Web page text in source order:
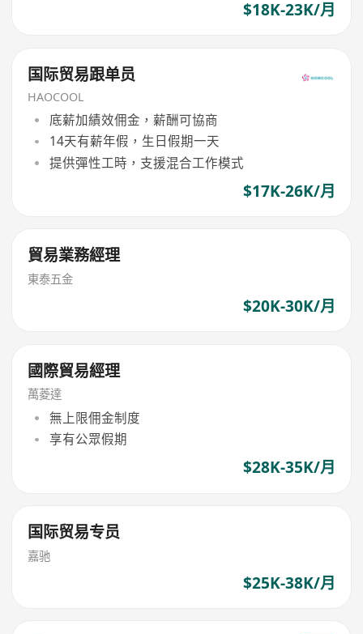
$18K-23K/月
国际贸易跟单员
HAOCOOL
底薪加績效佣金，薪酬可協商
14天有薪年假，生日假期一天
提供彈性工時，支援混合工作模式
$17K-26K/月
貿易業務經理
東泰五金
$20K-30K/月
國際貿易經理
萬菱達
無上限佣金制度
享有公眾假期
$28K-35K/月
国际贸易专员
嘉驰
$25K-38K/月